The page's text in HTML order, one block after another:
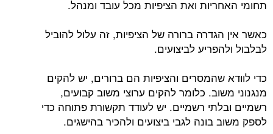
תחומי האחריות ואת הציפיות מכל עובד ומנהל.
כאשר אין הגדרה ברורה של הציפיות, זה עלול להוביל
לבלבול ולהפריע לביצועים.
כדי לוודא שהמסרים והציפיות הם ברורים, יש להקים
מנגנוני משוב. כלומר להקים ערוצי משוב קבועים,
רשמיים ובלתי רשמיים. יש לעודד תקשורת פתוחה כדי
לספק משוב בונה לגבי ביצועים ולהכיר בהישגים.